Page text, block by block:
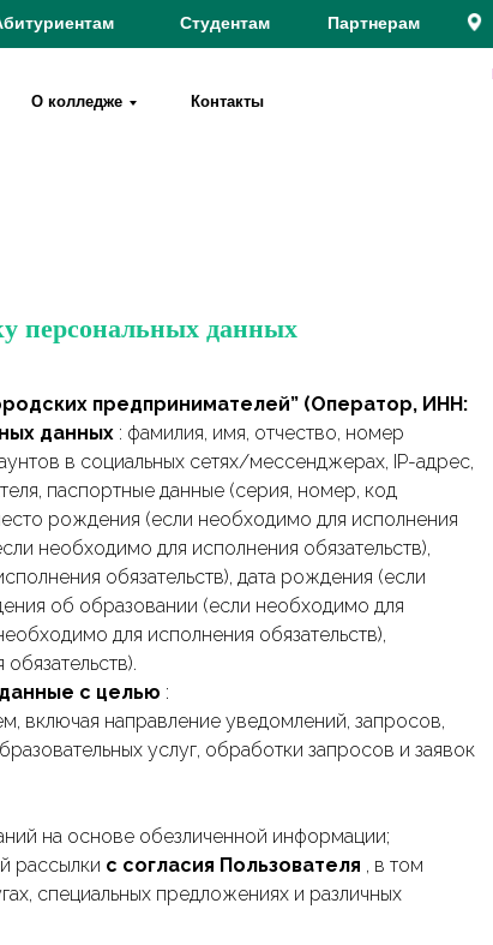
О колледже Контакты
Студентам Партнерам
персональных данных
предпринимателей” (Оператор, ИНН:
данных : фамилия, имя, отчество, номер
в социальных сетях/мессенджерах, IP-адрес,
паспортные данные (серия, номер, код
рождения (если необходимо для исполнения
необходимо для исполнения обязательств),
обязательств), дата рождения (если
об образовании (если необходимо для
для исполнения обязательств),
с целью :
включая направление уведомлений, запросов,
услуг, обработки запросов и заявок
на основе обезличенной информации;
рассылки с согласия Пользователя , в том
специальных предложениях и различных